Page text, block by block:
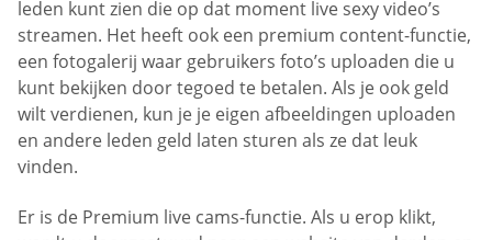
leden kunt zien die op dat moment live sexy video’s
streamen. Het heeft ook een premium content-functie,
een fotogalerij waar gebruikers foto’s uploaden die u
kunt bekijken door tegoed te betalen. Als je ook geld
wilt verdienen, kun je je eigen afbeeldingen uploaden
en andere leden geld laten sturen als ze dat leuk
vinden.
Er is de Premium live cams-functie. Als u erop klikt,